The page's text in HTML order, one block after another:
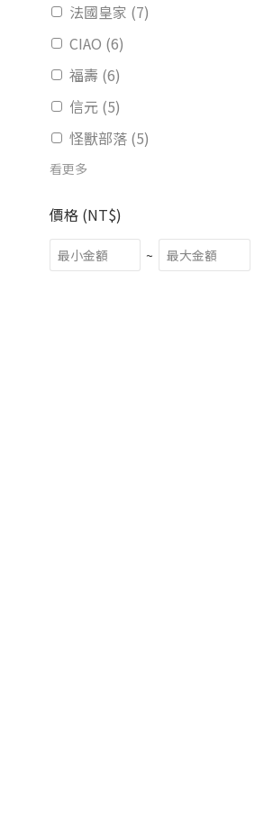
法國皇家 (7)
CIAO (6)
福壽 (6)
信元 (5)
怪獸部落 (5)
看更多
價格 (NT$)
~